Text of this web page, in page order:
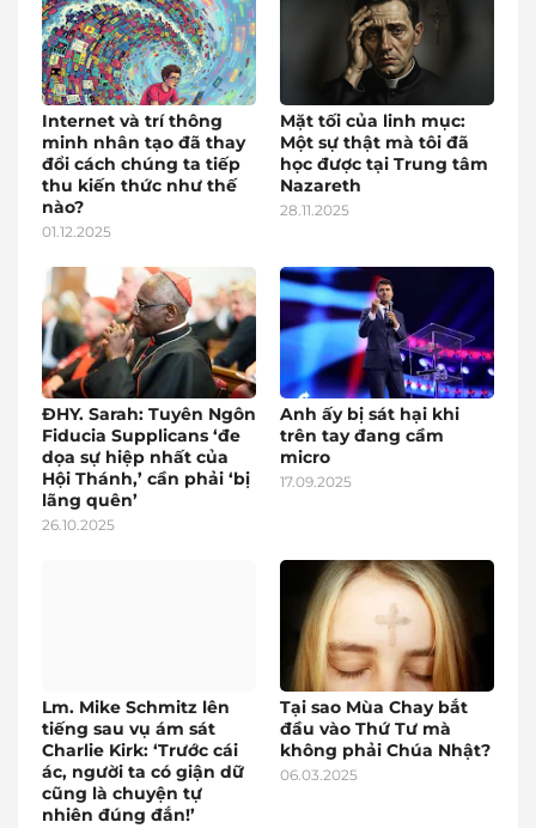
Internet và trí thông
minh nhân tạo đã thay
đổi cách chúng ta tiếp
thu kiến thức như thế
nào?
01.12.2025
Mặt tối của linh mục:
Một sự thật mà tôi đã
học được tại Trung tâm
Nazareth
28.11.2025
ĐHY. Sarah: Tuyên Ngôn
Fiducia Supplicans ‘đe
dọa sự hiệp nhất của
Hội Thánh,’ cần phải ‘bị
lãng quên’
26.10.2025
Anh ấy bị sát hại khi
trên tay đang cầm
micro
17.09.2025
Lm. Mike Schmitz lên
tiếng sau vụ ám sát
Charlie Kirk: ‘Trước cái
ác, người ta có giận dữ
cũng là chuyện tự
nhiên đúng đắn!’
Tại sao Mùa Chay bắt
đầu vào Thứ Tư mà
không phải Chúa Nhật?
06.03.2025